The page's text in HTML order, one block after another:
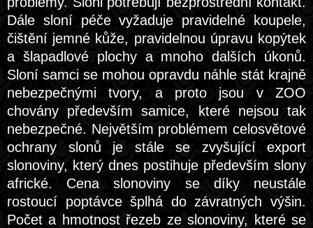
Dále sloní péče vyžaduje pravidelné koupele,
čištění jemné kůže, pravidelnou úpravu kopýtek
a šlapadlové plochy a mnoho dalších úkonů.
Sloní samci se mohou opravdu náhle stát krajně
nebezpečnými tvory, a proto jsou v ZOO
chovány především samice, které nejsou tak
nebezpečné. Největším problémem celosvětové
ochrany slonů je stále se zvyšující export
slonoviny, který dnes postihuje především slony
africké. Cena slonoviny se díky neustále
rostoucí poptávce šplhá do závratných výšin.
Počet a hmotnost řezeb ze slonoviny, které se